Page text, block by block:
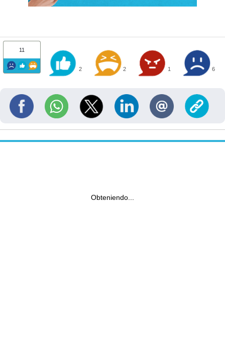
11
2 2 1 6
Obteniendo...